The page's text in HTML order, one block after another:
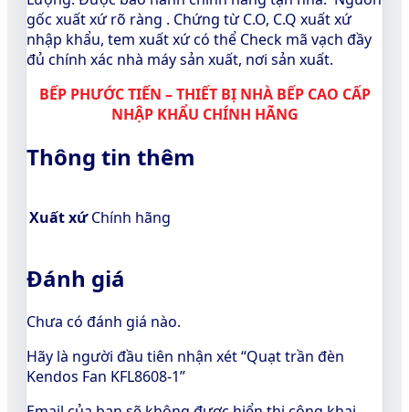
gốc xuất xứ rõ ràng . Chứng từ C.O, C.Q xuất xứ
nhập khẩu, tem xuất xứ có thể Check mã vạch đầy
đủ chính xác nhà máy sản xuất, nơi sản xuất.
BẾP PHƯỚC TIẾN – THIẾT BỊ NHÀ BẾP CAO CẤP
NHẬP KHẨU CHÍNH HÃNG
Thông tin thêm
Xuất xứ Chính hãng
Đánh giá
Chưa có đánh giá nào.
Hãy là người đầu tiên nhận xét “Quạt trần đèn
Kendos Fan KFL8608-1”